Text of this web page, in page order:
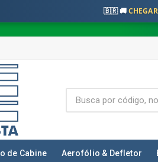
🇧🇷 🚚
de Cabine Aerofólio & Defletor